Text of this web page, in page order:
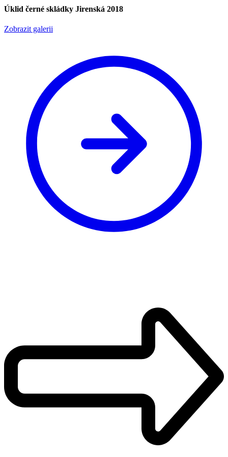
Úklid černé skládky Jirenská 2018
Zobrazit galerii